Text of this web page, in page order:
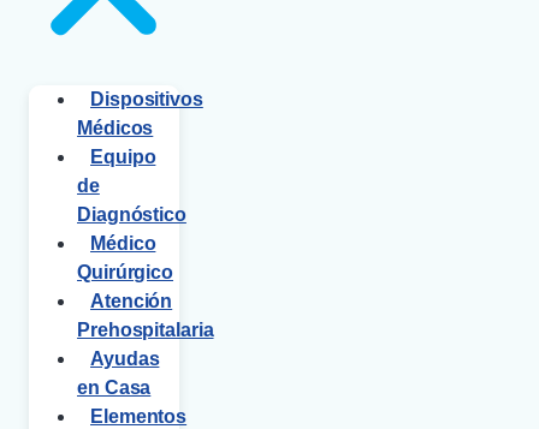
Dispositivos
Médicos
Equipo
de
Diagnóstico
Médico
Quirúrgico
Atención
Prehospitalaria
Ayudas
en Casa
Elementos